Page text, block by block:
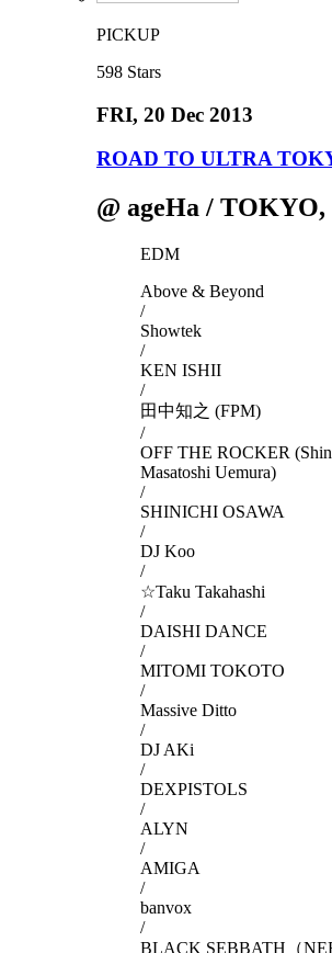
PICKUP
598 Stars
FRI, 20 Dec 2013
ROAD TO ULTRA
@ ageHa /
EDM
Above & Beyond
/
Showtek
/
KEN ISHII
/
田中知之 (FPM)
/
OFF THE ROCKER
Masatoshi Uemura)
/
SHINICHI OSAWA
/
DJ Koo
/
☆Taku Takahashi
/
DAISHI DANCE
/
MITOMI TOKOTO
/
Massive Ditto
/
DJ AKi
/
DEXPISTOLS
/
ALYN
/
AMIGA
/
banvox
/
BLACK SEBBATH（